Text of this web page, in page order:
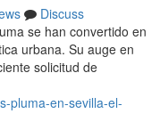
Discuss
se han convertido en
urbana. Su auge en
solicitud de
pluma-en-sevilla-el-